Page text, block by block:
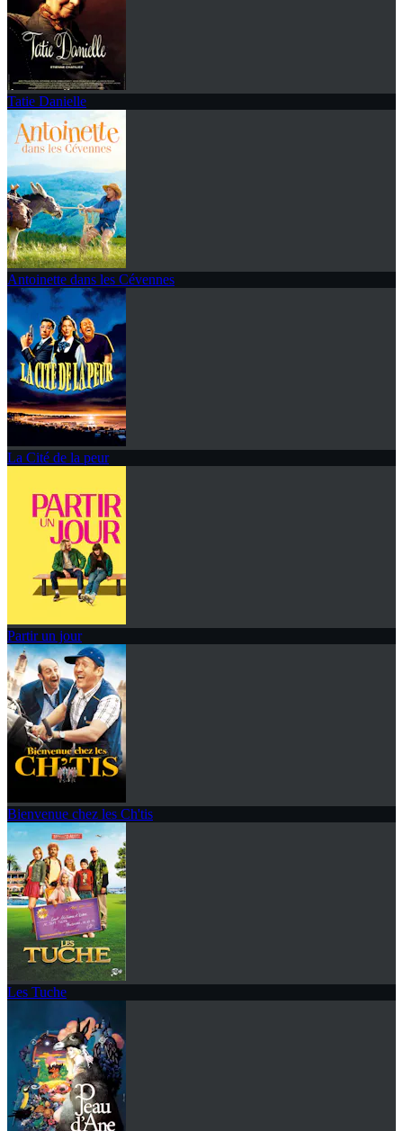
Tatie Danielle
Antoinette dans les Cévennes
La Cité de la peur
Partir un jour
Bienvenue chez les Ch'tis
Les Tuche